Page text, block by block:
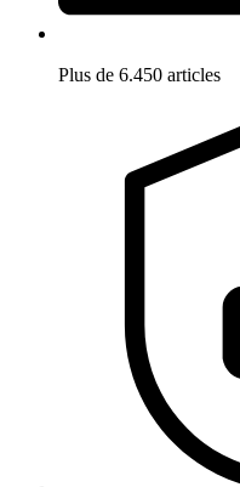
Plus de 6.450 articles